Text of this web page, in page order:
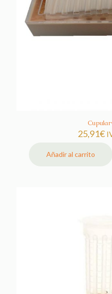
25,91€
Añadir al carrito